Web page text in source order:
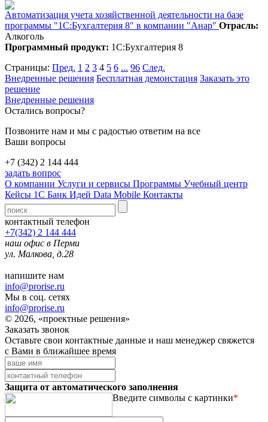
Автоматизация учета хозяйственной деятельности на базе
программы "1С:Бухгалтерия 8" в компании "Анар" Отрасль:
Алкоголь
Программный продукт: 1С:Бухгалтерия 8
Страницы: Пред. 1 2 3 4 5 6 ... 96 След.
Внедренные решения Бесплатная демонстация Заказать это
решение
Внедренные решения
Остались вопросы?
Позвоните нам и мы с радостью ответим на все
Ваши вопросы
+7 (342) 2 144 444
задать вопрос
О компании Услуги и сервисы Программы Учебный центр
Кейсы 1С Банк Идей Data Mobile Контакты
контактный телефон
+7(342) 2 144 444
наш офис в Перми
ул. Малкова, д.28
напишите нам
info@prorise.ru
Мы в соц. сетях
info@prorise.ru
© 2026, «проектные решения»
Заказать звонок
Оставьте свои контактные данные и наш менеджер свяжется
с Вами в ближайшее время
Защита от автоматического заполнения
Введите символы с картинки*